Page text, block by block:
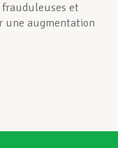
et
une augmentation